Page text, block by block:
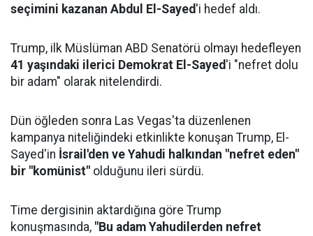
seçimini kazanan Abdul El-Sayed'i hedef aldı.
Trump, ilk Müslüman ABD Senatörü olmayı hedefleyen
41 yaşındaki ilerici Demokrat El-Sayed'i "nefret dolu
bir adam" olarak nitelendirdi.
Dün öğleden sonra Las Vegas'ta düzenlenen
kampanya niteliğindeki etkinlikte konuşan Trump, El-
Sayed'in İsrail'den ve Yahudi halkından "nefret eden"
bir "komünist" olduğunu ileri sürdü.
Time dergisinin aktardığına göre Trump
konuşmasında, "Bu adam Yahudilerden nefret